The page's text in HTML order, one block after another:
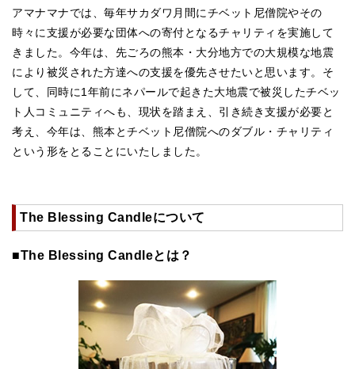
アマナマナでは、毎年サカダワ月間にチベット尼僧院やその
時々に支援が必要な団体への寄付となるチャリティを実施して
きました。今年は、先ごろの熊本・大分地方での大規模な地震
により被災された方達への支援を優先させたいと思います。そ
して、同時に1年前にネパールで起きた大地震で被災したチベッ
ト人コミュニティへも、現状を踏まえ、引き続き支援が必要と
考え、今年は、熊本とチベット尼僧院へのダブル・チャリティ
という形をとることにいたしました。
The Blessing Candleについて
■The Blessing Candleとは？